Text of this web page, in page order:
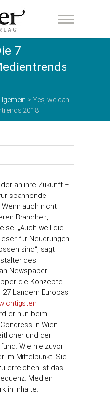
7
> Yes, we can!
2018
an ihre Zukunft –
spannende
auch nicht
Branchen,
„Auch weil die
für Neuerungen
sind“, sagt
des
Newspaper
die Konzepte
Ländern Europas
er nun beim
in Wien
und der
Wie nie zuvor
im Mittelpunkt. Sie
erreichen ist das
Medien
in Inhalte.